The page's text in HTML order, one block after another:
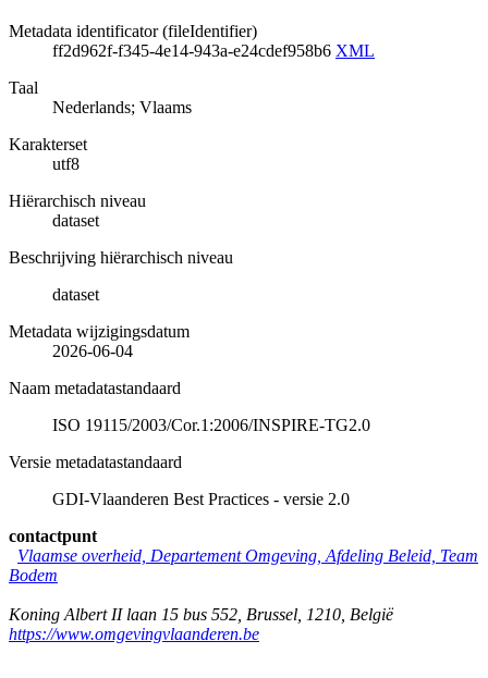
Metadata identificator (fileIdentifier)
ff2d962f-f345-4e14-943a-e24cdef958b6 XML
Taal
Nederlands; Vlaams
Karakterset
utf8
Hiërarchisch niveau
dataset
Beschrijving hiërarchisch niveau
dataset
Metadata wijzigingsdatum
2026-06-04
Naam metadatastandaard
ISO 19115/2003/Cor.1:2006/INSPIRE-TG2.0
Versie metadatastandaard
GDI-Vlaanderen Best Practices - versie 2.0
contactpunt
Vlaamse overheid, Departement Omgeving, Afdeling Beleid, Team
Bodem
Koning Albert II laan 15 bus 552 Brussel 1210 België
https://www.omgevingvlaanderen.be